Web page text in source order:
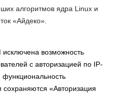
алгоритмов ядра Linux и
«Айдеко».
возможность
с авторизацией по IP-
«Авторизация